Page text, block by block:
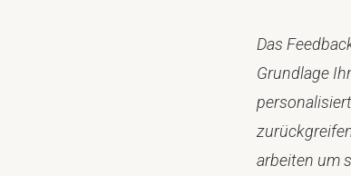
Das
Grundlage
arbeiten um